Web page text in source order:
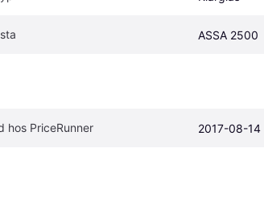
ASSA 2500
hos PriceRunner 2017-08-14